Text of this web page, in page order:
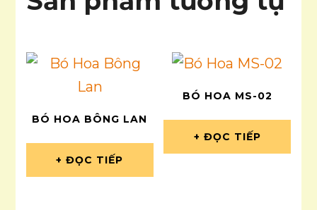
BÓ HOA BÔNG LAN
ĐỌC TIẾP
BÓ HOA MS-02
ĐỌC TIẾP